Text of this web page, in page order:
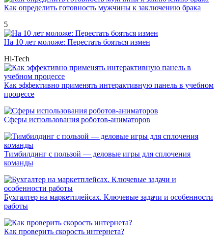
Как определить готовность мужчины к заключению брака
5
На 10 лет моложе: Перестать бояться измен
Hi-Tech
Как эффективно применять интерактивную панель в учебном
процессе
Сферы использования роботов-аниматоров
Тимбилдинг с пользой — деловые игры для сплочения
команды
Бухгалтер на маркетплейсах. Ключевые задачи и особенности
работы
Как проверить скорость интернета?